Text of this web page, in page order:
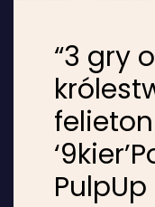
“3 gry
PulpUp